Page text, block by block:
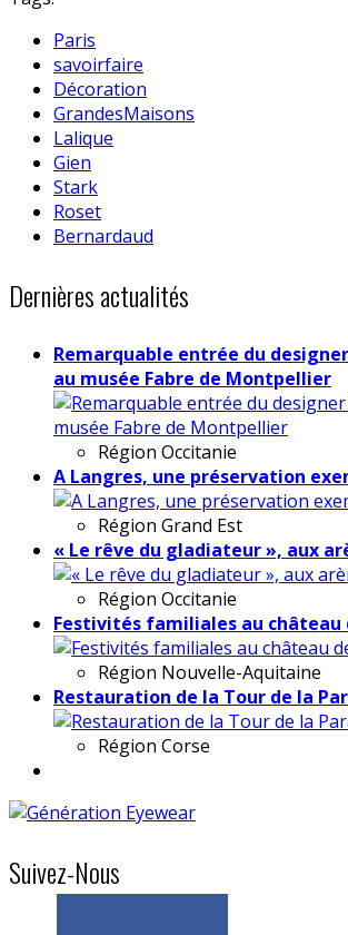
Paris
savoirfaire
Décoration
GrandesMaisons
Lalique
Gien
Stark
Roset
Bernardaud
Dernières actualités
Remarquable entrée du
au musée Fabre de Montpellier
Région Occitanie
A Langres, une préservation
Région Grand Est
« Le rêve du gladiateur », aux
Région Occitanie
Festivités familiales au château
Région Nouvelle-Aquitaine
Restauration de la Tour de la
Région Corse
Suivez-Nous